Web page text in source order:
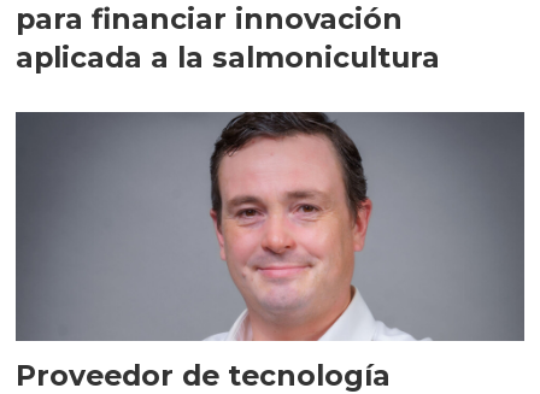
para financiar innovación
aplicada a la salmonicultura
Proveedor de tecnología